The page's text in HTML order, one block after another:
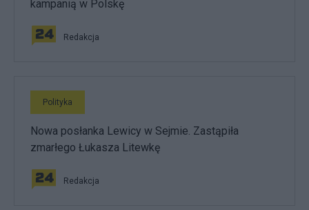
kampanią w Polskę
Redakcja
Polityka
Nowa posłanka Lewicy w Sejmie. Zastąpiła
zmarłego Łukasza Litewkę
Redakcja